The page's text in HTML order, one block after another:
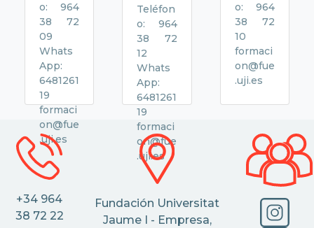
o: 964
38 72
09
Whats
App:
6481261
19
formaci
on@fue
.uji.es
Teléfon
o: 964
38 72
12
Whats
App:
6481261
19
formaci
on@fue
.uji.es
o: 964
38 72
10
formaci
on@fue
.uji.es
+34 964
38 72 22
Fundación Universitat
Jaume I - Empresa,